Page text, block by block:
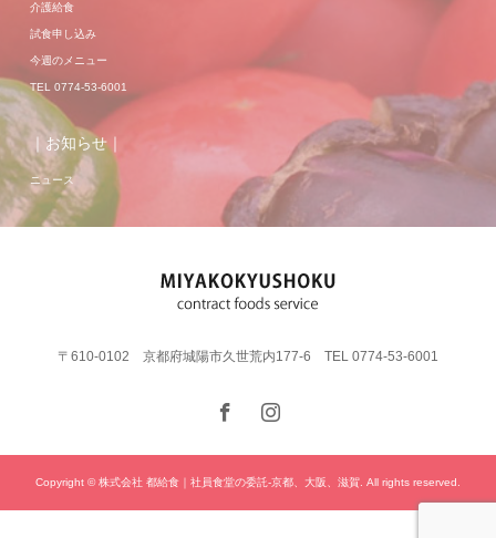
介護給食
試食申し込み
今週のメニュー
TEL 0774-53-6001
｜お知らせ｜
ニュース
〒610-0102 京都府城陽市久世荒内177-6 TEL 0774-53-6001
Copyright © 株式会社 都給食｜社員食堂の委託-京都、大阪、滋賀. All rights reserved.